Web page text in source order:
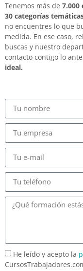
Tenemos más de 7.000
30 categorías
no encuentres lo que
medida. En ese caso,
buscas y nuestro
contacto contigo lo
ideal.
He leído y acepto la